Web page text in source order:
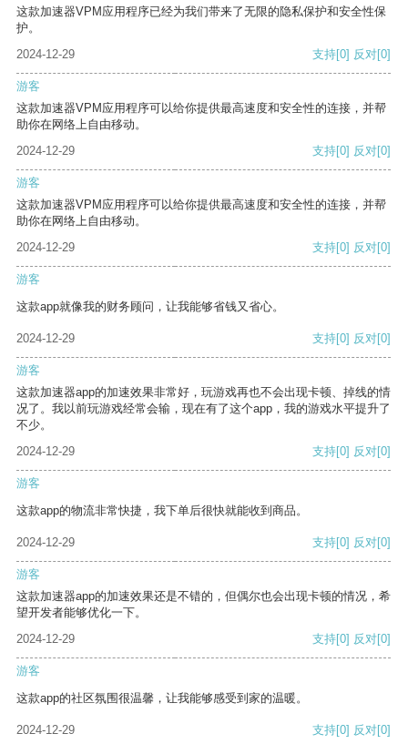
这款加速器VPM应用程序已经为我们带来了无限的隐私保护和安全性保
护。
2024-12-29
支持[0] 反对[0]
游客
这款加速器VPM应用程序可以给你提供最高速度和安全性的连接，并帮
助你在网络上自由移动。
2024-12-29
支持[0] 反对[0]
游客
这款加速器VPM应用程序可以给你提供最高速度和安全性的连接，并帮
助你在网络上自由移动。
2024-12-29
支持[0] 反对[0]
游客
这款app就像我的财务顾问，让我能够省钱又省心。
2024-12-29 支持[0] 反对[0]
游客
这款加速器app的加速效果非常好，玩游戏再也不会出现卡顿、掉线的情
况了。我以前玩游戏经常会输，现在有了这个app，我的游戏水平提升了
不少。
2024-12-29
支持[0] 反对[0]
游客
这款app的物流非常快捷，我下单后很快就能收到商品。
2024-12-29 支持[0] 反对[0]
游客
这款加速器app的加速效果还是不错的，但偶尔也会出现卡顿的情况，希
望开发者能够优化一下。
2024-12-29
支持[0] 反对[0]
游客
这款app的社区氛围很温馨，让我能够感受到家的温暖。
2024-12-29 支持[0] 反对[0]